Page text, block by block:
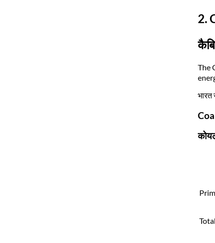
2.
The
भारत